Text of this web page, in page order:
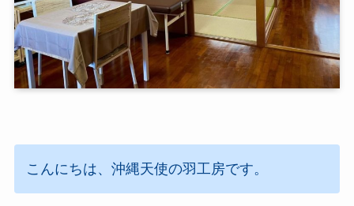
こんにちは、沖縄天使の羽工房です。